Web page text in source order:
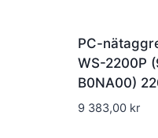
PC-
WS-2200P
B0NA00)
9 383,00 kr